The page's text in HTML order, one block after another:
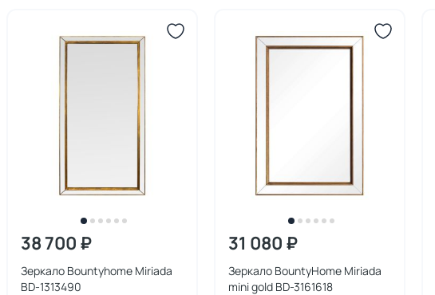
38 700 ₽
Зеркало Bountyhome Miriada
BD-1313490
31 080 ₽
Зеркало BountyHome Miriada
mini gold BD-3161618